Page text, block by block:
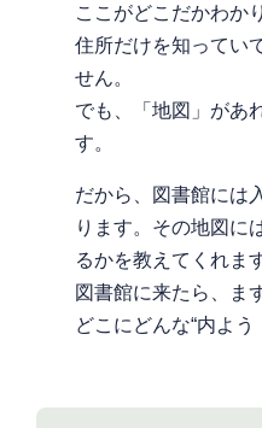
ここがどこだかわか
住所だけを知ってい
せん。
でも、「地図」があ
す。
だから、図書館には
ります。その地図に
るかを教えてくれま
図書館に来たら、ま
どこにどんな“内よ